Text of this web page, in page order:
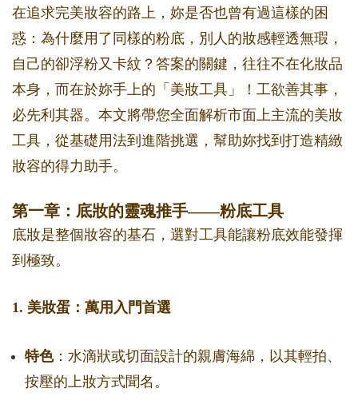
在追求完美妝容的路上，妳是否也曾有過這樣的困
惑：為什麼用了同樣的粉底，別人的妝感輕透無瑕，
自己的卻浮粉又卡紋？答案的關鍵，往往不在化妝品
本身，而在於妳手上的「美妝工具」！工欲善其事，
必先利其器。本文將帶您全面解析市面上主流的美妝
工具，從基礎用法到進階挑選，幫助妳找到打造精緻
妝容的得力助手。
第一章：底妝的靈魂推手——粉底工具
底妝是整個妝容的基石，選對工具能讓粉底效能發揮
到極致。
1. 美妝蛋：萬用入門首選
特色：水滴狀或切面設計的親膚海綿，以其輕拍、
按壓的上妝方式聞名。